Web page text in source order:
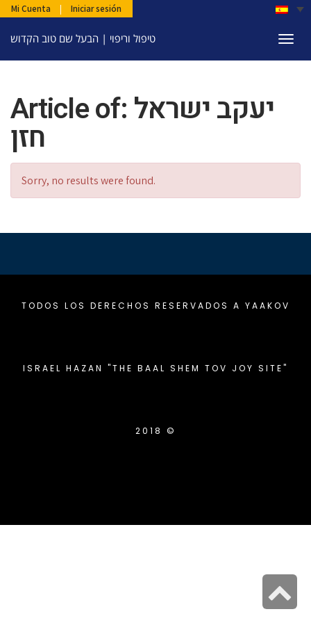
Mi Cuenta | Iniciar sesión
טיפול וריפוי | הבעל שם טוב הקדוש
Article of: יעקב ישראל
חזן
Sorry, no results were found.
TODOS LOS DERECHOS RESERVADOS A YAAKOV
ISRAEL HAZAN "THE BAAL SHEM TOV JOY SITE"
2018 ©